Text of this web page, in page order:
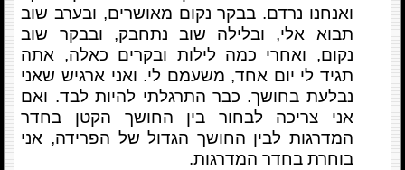
ואנחנו נרדם. בבקר נקום מאושרים, ובערב שוב
תבוא אלי, ובלילה שוב נתחבק, ובבקר שוב
נקום, ואחרי כמה לילות ובקרים כאלה, אתה
תגיד לי יום אחד, משעמם לי. ואני ארגיש שאני
נבלעת בחושך. כבר התרגלתי להיות לבד. ואם
אני צריכה לבחור בין החושך הקטן בחדר
המדרגות לבין החושך הגדול של הפרידה, אני
בוחרת בחדר המדרגות.